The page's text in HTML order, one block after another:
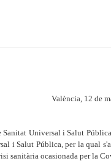
València, 12 de
Sanitat Universal i Salut
i Salut Pública, per la qual
sanitària ocasionada per la